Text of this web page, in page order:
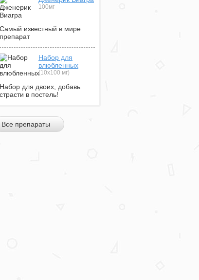
100мг
Самый известный в мире
препарат
Набор для
влюбленных
(10х100 мг)
Набор для двоих, добавь
страсти в постель!
Все препараты